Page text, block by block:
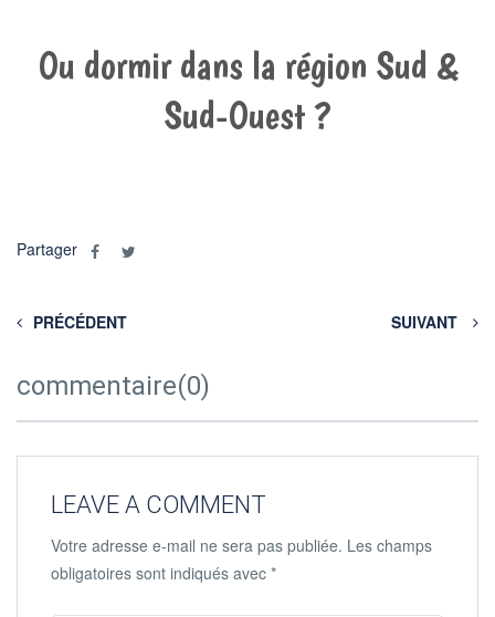
Ou dormir dans la région Sud &
Sud-Ouest ?
Partager
PRÉCÉDENT SUIVANT
commentaire(0)
LEAVE A COMMENT
Votre adresse e-mail ne sera pas publiée. Les champs
obligatoires sont indiqués avec *